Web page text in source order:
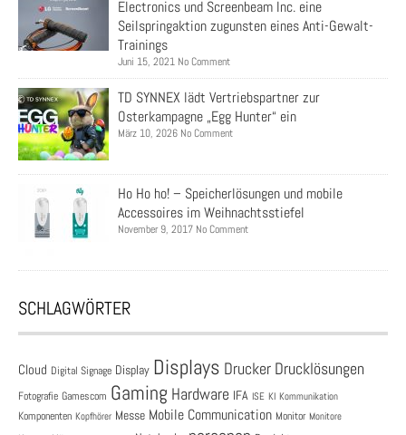
Electronics und Screenbeam Inc. eine
Seilspringaktion zugunsten eines Anti-Gewalt-
Trainings
Juni 15, 2021 No Comment
TD SYNNEX lädt Vertriebspartner zur
Osterkampagne „Egg Hunter“ ein
März 10, 2026 No Comment
Ho Ho ho! – Speicherlösungen und mobile
Accessoires im Weihnachtsstiefel
November 9, 2017 No Comment
SCHLAGWÖRTER
Cloud Digital Signage Display Displays Drucker Drucklösungen
Fotografie Gamescom Gaming Hardware IFA ISE KI Kommunikation
Komponenten Kopfhörer Messe Mobile Communication Monitor Monitore